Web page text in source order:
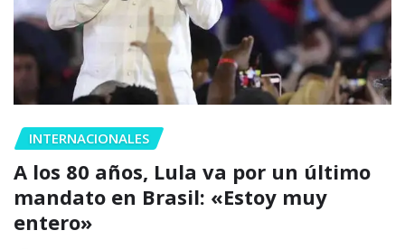
INTERNACIONALES
A los 80 años, Lula va por un último
mandato en Brasil: «Estoy muy
entero»